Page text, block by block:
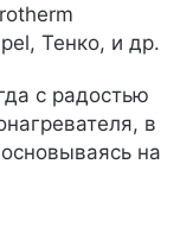
Тенко, и др.
с радостью
в
на